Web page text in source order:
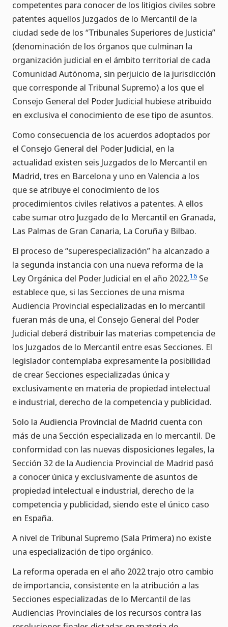
competentes para conocer de los litigios civiles sobre
patentes aquellos Juzgados de lo Mercantil de la
ciudad sede de los “Tribunales Superiores de Justicia”
(denominación de los órganos que culminan la
organización judicial en el ámbito territorial de cada
Comunidad Autónoma, sin perjuicio de la jurisdicción
que corresponde al Tribunal Supremo) a los que el
Consejo General del Poder Judicial hubiese atribuido
en exclusiva el conocimiento de ese tipo de asuntos.
Como consecuencia de los acuerdos adoptados por
el Consejo General del Poder Judicial, en la
actualidad existen seis Juzgados de lo Mercantil en
Madrid, tres en Barcelona y uno en Valencia a los
que se atribuye el conocimiento de los
procedimientos civiles relativos a patentes. A ellos
cabe sumar otro Juzgado de lo Mercantil en Granada,
Las Palmas de Gran Canaria, La Coruña y Bilbao.
El proceso de “superespecialización” ha alcanzado a
la segunda instancia con una nueva reforma de la
Ley Orgánica del Poder Judicial en el año 2022.16 Se
establece que, si las Secciones de una misma
Audiencia Provincial especializadas en lo mercantil
fueran más de una, el Consejo General del Poder
Judicial deberá distribuir las materias competencia de
los Juzgados de lo Mercantil entre esas Secciones. El
legislador contemplaba expresamente la posibilidad
de crear Secciones especializadas única y
exclusivamente en materia de propiedad intelectual
e industrial, derecho de la competencia y publicidad.
Solo la Audiencia Provincial de Madrid cuenta con
más de una Sección especializada en lo mercantil. De
conformidad con las nuevas disposiciones legales, la
Sección 32 de la Audiencia Provincial de Madrid pasó
a conocer única y exclusivamente de asuntos de
propiedad intelectual e industrial, derecho de la
competencia y publicidad, siendo este el único caso
en España.
A nivel de Tribunal Supremo (Sala Primera) no existe
una especialización de tipo orgánico.
La reforma operada en el año 2022 trajo otro cambio
de importancia, consistente en la atribución a las
Secciones especializadas de lo Mercantil de las
Audiencias Provinciales de los recursos contra las